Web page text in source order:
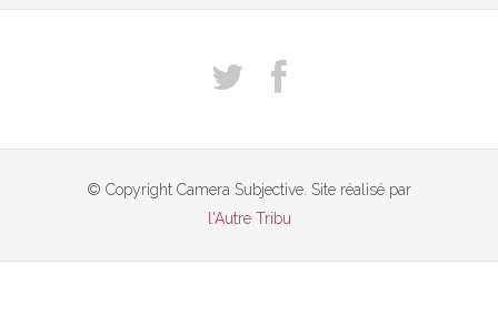
© Copyright Camera Subjective. Site réalisé par
l'Autre Tribu